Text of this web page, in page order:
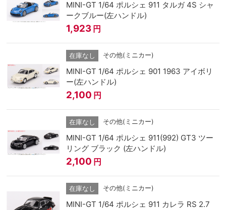
MINI-GT 1/64 ポルシェ 911 タルガ 4S シャ
ークブルー(左ハンドル)
1,923 円
在庫なし その他(ミニカー)
MINI-GT 1/64 ポルシェ 901 1963 アイボリ
ー(左ハンドル)
2,100 円
在庫なし その他(ミニカー)
MINI-GT 1/64 ポルシェ 911(992) GT3 ツー
リング ブラック (左ハンドル)
2,100 円
在庫なし その他(ミニカー)
MINI-GT 1/64 ポルシェ 911 カレラ RS 2.7